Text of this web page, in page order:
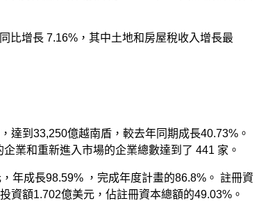
比增長 7.16%，其中土地和房屋稅收入增長最
達到33,250億越南盾，較去年同期成長40.73%。
業和重新進入市場的企業總數達到了 441 家。
年成長98.59% ，完成年度計畫的86.8%。 註冊資
資額1.702億美元，佔註冊資本總額的49.03%。